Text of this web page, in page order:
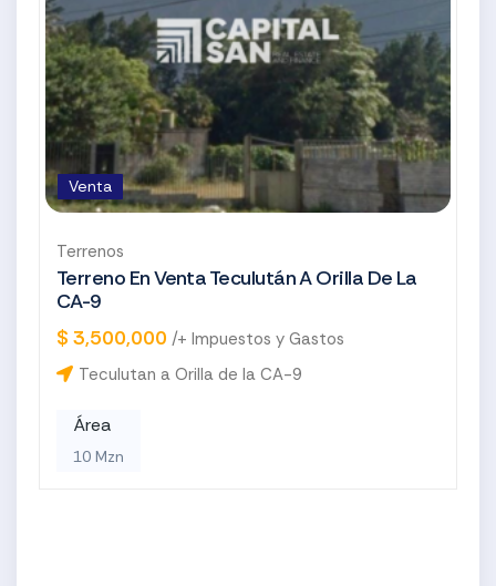
Venta
Terrenos
Terreno En Venta Teculután A Orilla De La
CA-9
$ 3,500,000 /+ Impuestos y Gastos
Teculutan a Orilla de la CA-9
Área
10 Mzn